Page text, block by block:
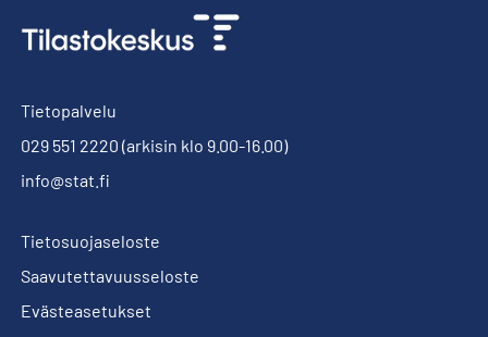
Tietopalvelu
029 551 2220 (arkisin klo 9.00-16.00)
info@stat.fi
Tietosuojaseloste
Saavutettavuusseloste
Evästeasetukset